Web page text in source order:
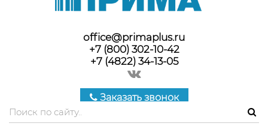
office@primaplus.ru
+7 (800) 302-10-42
+7 (4822) 34-13-05
Заказать звонок